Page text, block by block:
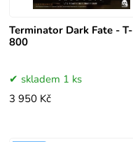
Terminator Dark Fate - T-
800
skladem 1 ks
3 950 Kč